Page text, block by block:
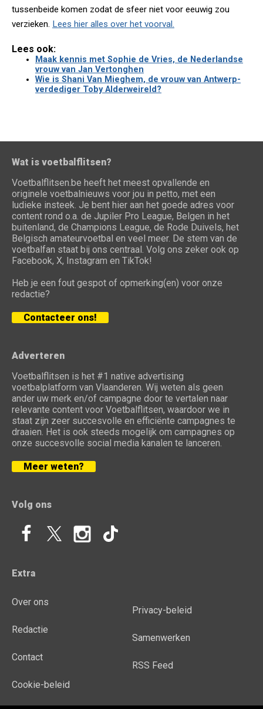
tussenbeide komen zodat de sfeer niet voor eeuwig zou
verzieken. Lees hier alles over het voorval.
Lees ook:
Maak kennis met Sophie de Vries, de Nederlandse
vrouw van Jan Vertonghen
Wie is Shani Van Mieghem, de vrouw van Antwerp-
verdediger Toby Alderweireld?
Wat is voetbalflitsen?
Voetbalflitsen.be heeft het meest opvallende en
originele voetbalnieuws voor jou in petto, met een
ludieke insteek. Je bent hier aan het goede adres voor
content rond o.a. de Jupiler Pro League, Belgen in het
buitenland, de Champions League, de Rode Duivels, het
Belgisch amateurvoetbal en veel meer. De stem van de
voetbalfan staat bij ons centraal. Volg ons zeker ook op
Facebook, X, Instagram en TikTok!
Heb je een fout gespot of opmerking(en) voor onze
redactie?
Contacteer ons!
Adverteren
Voetbalflitsen is het #1 native advertising
voetbalplatform van Vlaanderen. Wij weten als geen
ander uw merk en/of campagne door te vertalen naar
relevante content voor Voetbalflitsen, waardoor we in
staat zijn zeer succesvolle en efficiënte campagnes te
draaien. Het is ook steeds mogelijk om campagnes op
onze succesvolle social media kanalen te lanceren.
Meer weten?
Volg ons
Extra
Over ons
Redactie
Contact
Cookie-beleid
Privacy-beleid
Samenwerken
RSS Feed